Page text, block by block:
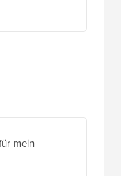
mein